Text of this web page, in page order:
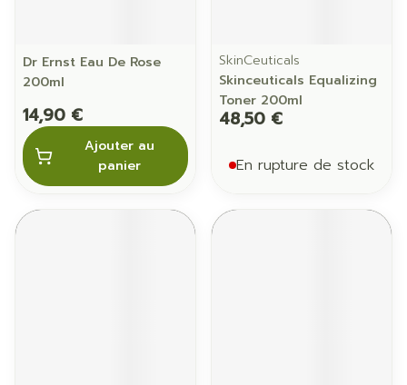
Dr Ernst Eau De Rose
200ml
14,90 €
Ajouter au
panier
SkinCeuticals
Skinceuticals Equalizing
Toner 200ml
48,50 €
En rupture de stock